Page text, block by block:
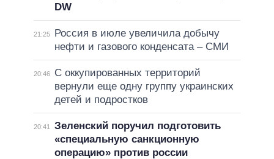
DW
21:25
Россия в июле увеличила добычу
нефти и газового конденсата – СМИ
20:46
С оккупированных территорий
вернули еще одну группу украинских
детей и подростков
20:41
Зеленский поручил подготовить
«специальную санкционную
операцию» против россии